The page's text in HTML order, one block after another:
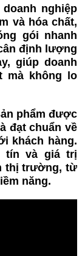
doanh nghiệp
và hóa chất,
gói nhanh
định lượng
giúp doanh
mà không lo
phẩm được
đạt chuẩn về
khách hàng.
tín và giá trị
thị trường, từ
năng.